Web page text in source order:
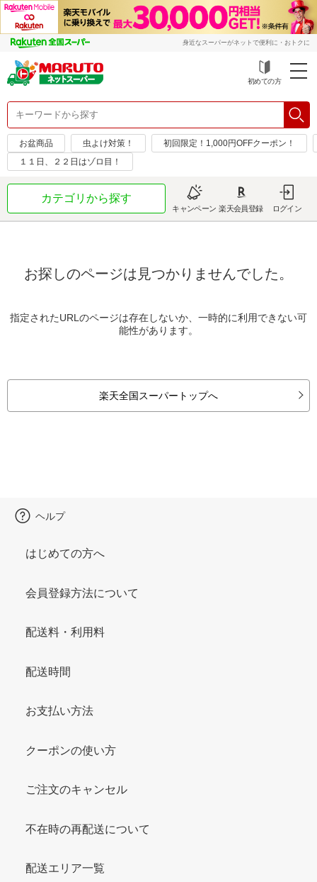
身近なスーパーがネットで便利に・おトクに
初めての方
お盆商品 虫よけ対策！
初回限定！1,000円OFFクーポン！
１１日、２２日はゾロ目！
カテゴリから探す
キャンペーン 楽天会員登録 ログイン
お探しのページは見つかりませんでした。
指定されたURLのページは存在しないか、一時的に利用できない可
能性があります。
楽天全国スーパートップへ
ヘルプ
はじめての方へ
会員登録方法について
配送料・利用料
配送時間
お支払い方法
クーポンの使い方
ご注文のキャンセル
不在時の再配送について
配送エリア一覧